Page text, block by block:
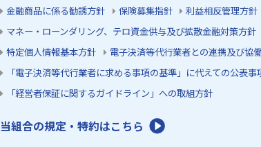
金融商品に係る勧誘方針 保険募集指針 利益相反管理方針
マネー・ローンダリング、テロ資金供与及び拡散金融対策方針
特定個人情報基本方針
電子決済等代行業者との連携及び協
「電子決済等代行業者に求める事項の基準」に代えての公表事
「経営者保証に関するガイドライン」への取組方針
当組合の規定・特約はこちら